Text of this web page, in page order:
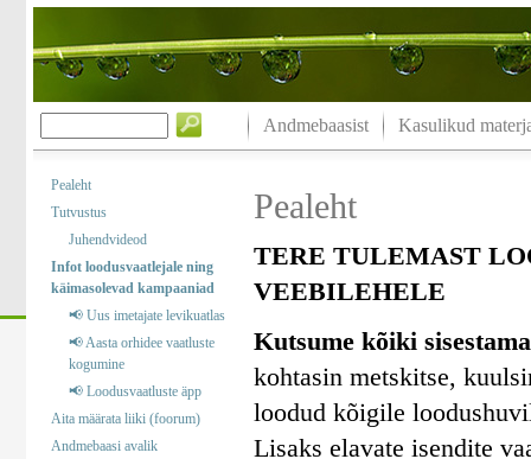
Andmebaasist Kasulikud
Pealeht
Tutvustus
Juhendvideod
Infot loodusvaatlejale ning
käimasolevad kampaaniad
📢 Uus imetajate levikuatlas
📢 Aasta orhidee vaatluste
kogumine
📢 Loodusvaatluste äpp
Aita määrata liiki (foorum)
Andmebaasi avalik
Pealeht
TERE TULEMAST
VEEBILEHELE
Kutsume kõiki
kohtasin metskitse,
loodud kõigile
Lisaks elavate isendite